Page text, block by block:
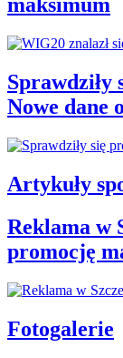
maksimum
Sprawdziły
Nowe dane
Artykuły
Reklama w
promocję
Fotogalerie